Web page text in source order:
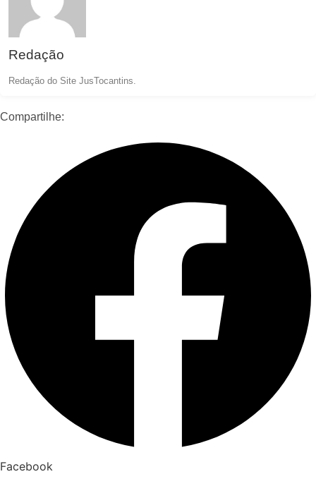
Redação
Redação do Site JusTocantins.
Compartilhe:
Facebook